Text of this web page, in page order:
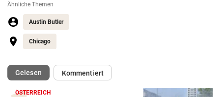
Ähnliche Themen
Austin Butler
Chicago
Gelesen(ausgewählt)Kommentiert
ÖSTERREICH